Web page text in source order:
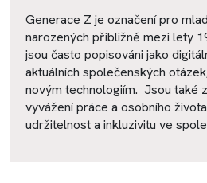
Generace Z je označení pro
narozených přibližně mezi lety
jsou často popisováni jako
aktuálních společenských
novým technologiím. Jsou také
vyvážení práce a osobního
udržitelnost a inkluzivitu ve